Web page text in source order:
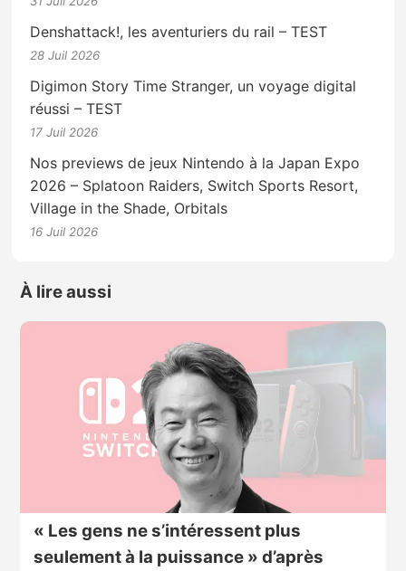
Denshattack!, les aventuriers du rail – TEST
28 Juil 2026
Digimon Story Time Stranger, un voyage digital
réussi – TEST
17 Juil 2026
Nos previews de jeux Nintendo à la Japan Expo
2026 – Splatoon Raiders, Switch Sports Resort,
Village in the Shade, Orbitals
16 Juil 2026
À lire aussi
« Les gens ne s’intéressent plus
seulement à la puissance » d’après